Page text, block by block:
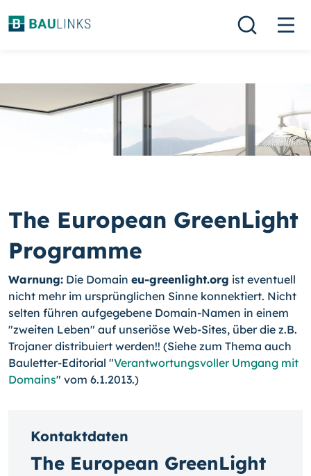
The European GreenLight
Programme
Warnung: Die Domain eu-greenlight.org ist eventuell
nicht mehr im ursprünglichen Sinne konnektiert. Nicht
selten führen aufgegebene Domain-Namen in einem
"zweiten Leben" auf unseriöse Web-Sites, über die z.B.
Trojaner distribuiert werden!! (Siehe zum Thema auch
Bauletter-Editorial "Verantwortungsvoller Umgang mit
Domains" vom 6.1.2013.)
Kontaktdaten
The European GreenLight